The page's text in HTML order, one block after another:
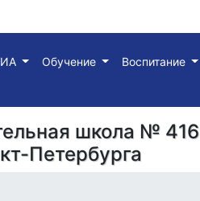
Обучение Воспитание
школа № 416
Петербурга